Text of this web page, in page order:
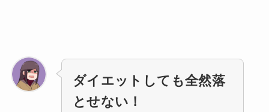
ダイエットしても全然落
とせない！